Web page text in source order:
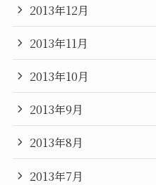
2013年12月
2013年11月
2013年10月
2013年9月
2013年8月
2013年7月